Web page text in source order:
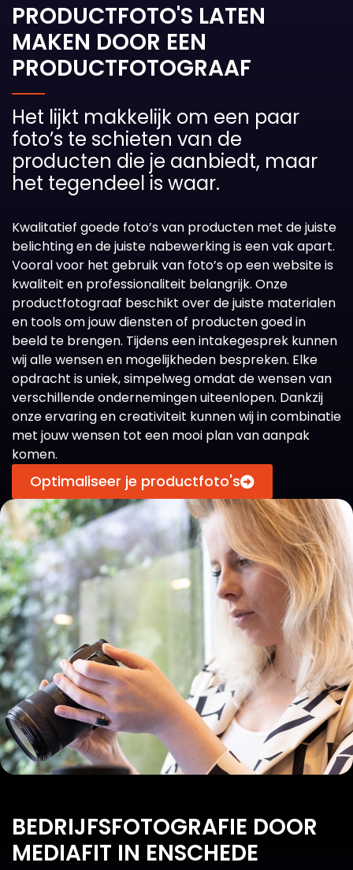
PRODUCTFOTO'S LATEN
MAKEN DOOR EEN
PRODUCTFOTOGRAAF
Het lijkt makkelijk om een paar
foto’s te schieten van de
producten die je aanbiedt, maar
het tegendeel is waar.
Kwalitatief goede foto’s van producten met de juiste
belichting en de juiste nabewerking is een vak apart.
Vooral voor het gebruik van foto’s op een website is
kwaliteit en professionaliteit belangrijk. Onze
productfotograaf beschikt over de juiste materialen
en tools om jouw diensten of producten goed in
beeld te brengen. Tijdens een intakegesprek kunnen
wij alle wensen en mogelijkheden bespreken. Elke
opdracht is uniek, simpelweg omdat de wensen van
verschillende ondernemingen uiteenlopen. Dankzij
onze ervaring en creativiteit kunnen wij in combinatie
met jouw wensen tot een mooi plan van aanpak
komen.
Optimaliseer je productfoto's
BEDRIJFSFOTOGRAFIE DOOR
MEDIAFIT IN ENSCHEDE